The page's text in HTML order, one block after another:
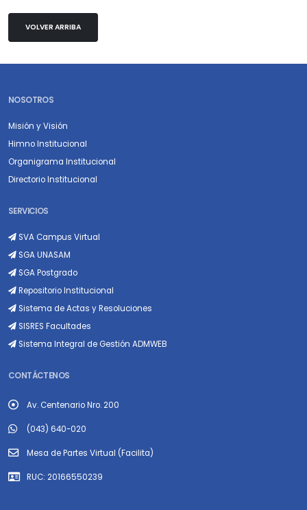
VOLVER ARRIBA
NOSOTROS
Misión y Visión
Himno Institucional
Organigrama Institucional
Directorio Institucional
SERVICIOS
SVA Campus Virtual
SGA UNASAM
SGA Postgrado
Repositorio Institucional
Sistema de Actas y Resoluciones
SISRES Facultades
Sistema Integral de Gestión ADMWEB
CONTÁCTENOS
Av. Centenario Nro. 200
(043) 640-020
Mesa de Partes Virtual (Facilita)
RUC: 20166550239